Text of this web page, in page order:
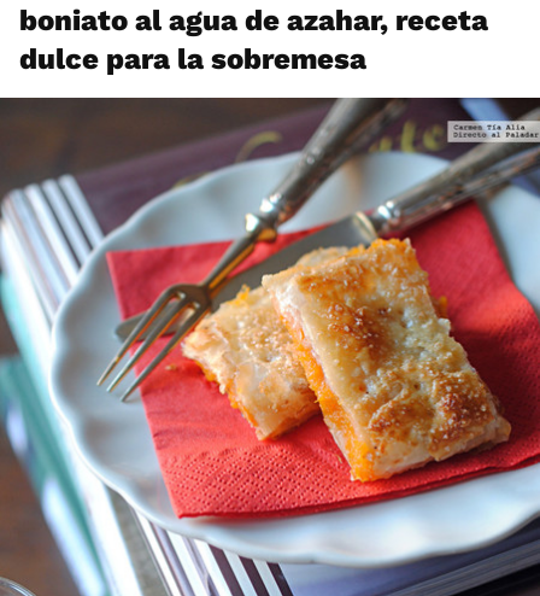
boniato al agua de azahar, receta
dulce para la sobremesa